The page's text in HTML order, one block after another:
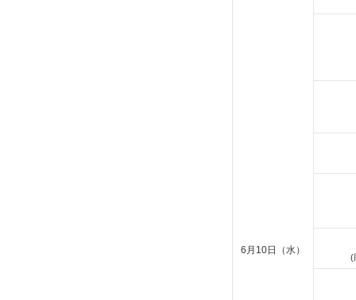
6月10日（水）
(